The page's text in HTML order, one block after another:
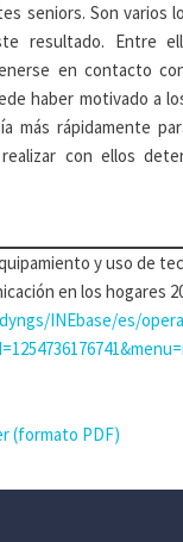
seniors. Son varios
resultado. Entre
en contacto
haber motivado a
más rápidamente
con ellos
y uso de
en los hogares
INEbase/es/
(formato PDF)